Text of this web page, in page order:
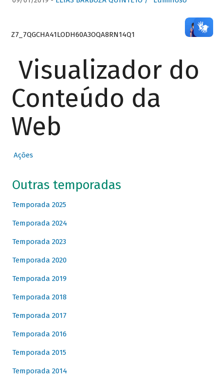
Z7_7QGCHA41LODH60A3OQA8RN14Q1
Visualizador do
Conteúdo da
Web
Ações
Outras temporadas
Temporada 2025
Temporada 2024
Temporada 2023
Temporada 2020
Temporada 2019
Temporada 2018
Temporada 2017
Temporada 2016
Temporada 2015
Temporada 2014